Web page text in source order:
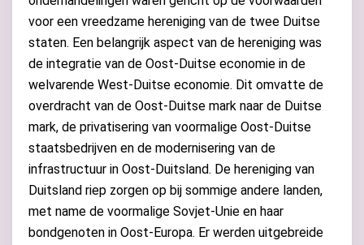
voor een vreedzame hereniging van de twee Duitse
staten. Een belangrijk aspect van de hereniging was
de integratie van de Oost-Duitse economie in de
welvarende West-Duitse economie. Dit omvatte de
overdracht van de Oost-Duitse mark naar de Duitse
mark, de privatisering van voormalige Oost-Duitse
staatsbedrijven en de modernisering van de
infrastructuur in Oost-Duitsland. De hereniging van
Duitsland riep zorgen op bij sommige andere landen,
met name de voormalige Sovjet-Unie en haar
bondgenoten in Oost-Europa. Er werden uitgebreide